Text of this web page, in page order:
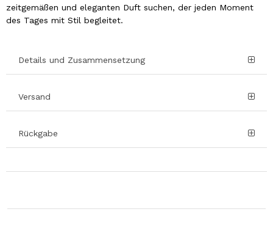
zeitgemäßen und eleganten Duft suchen, der jeden Moment
des Tages mit Stil begleitet.
Details und Zusammensetzung
Versand
Rückgabe